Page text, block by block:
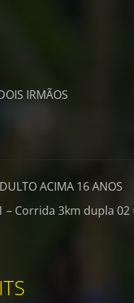
IRMÃOS
ACIMA 16 ANOS
Corrida 3km dupla 02